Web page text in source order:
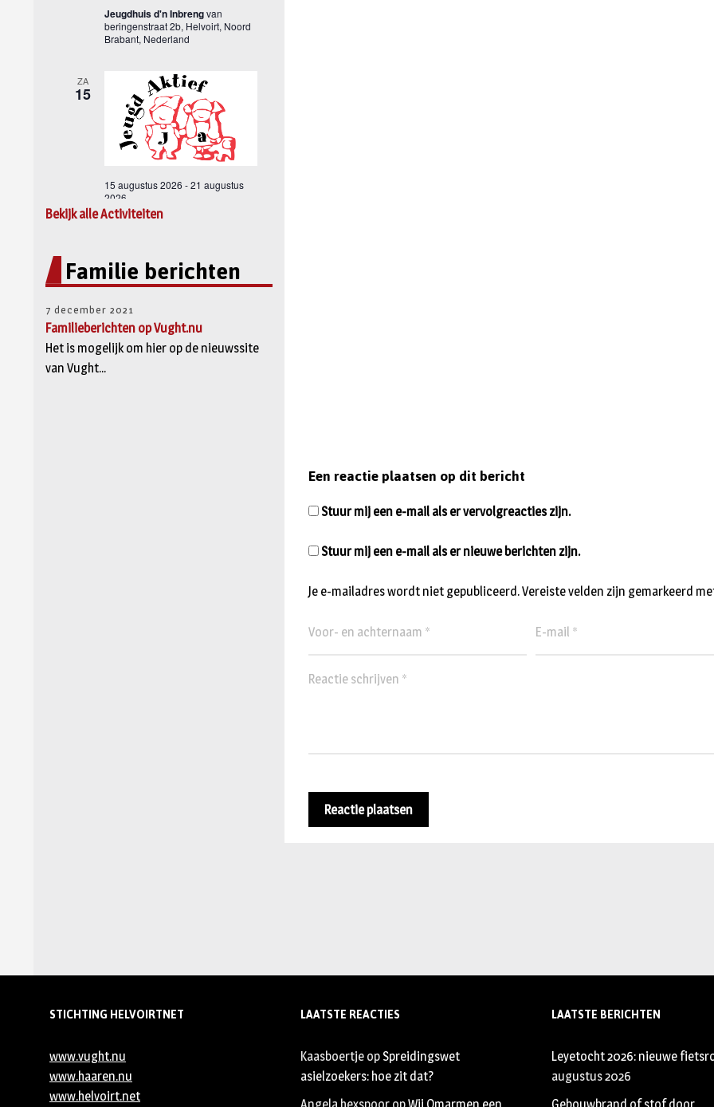
Bekijk alle Activiteiten
Familie berichten
7 december 2021
Familieberichten op Vught.nu
Het is mogelijk om hier op de nieuwssite
van Vught...
Een reactie plaatsen op dit bericht
Je e-mailadres wordt niet gepubliceerd.Vereiste velden zijn gemarkeerd
Stuur mij een e-mail als er vervolgreacties zijn.
Stuur mij een e-mail als er nieuwe berichten zijn.
STICHTING HELVOIRTNET
www.vught.nu
www.haaren.nu
www.helvoirt.net
LAATSTE REACTIES
Kaasboertje op Spreidingswet
asielzoekers: hoe zit dat?
LAATSTE BERICHTEN
Leyetocht 2026: nieuwe
augustus 2026